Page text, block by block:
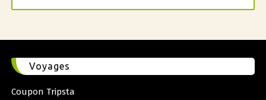
Voyages
Coupon Tripsta